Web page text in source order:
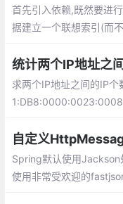
首先引入依赖,既然要进
据建立一个联想索引(而
nputIterator的类来定义
统计两个IP地址之
求两个IP地址之间的IP
自定义
Spring默认使用Jackson
使用非常受欢迎的